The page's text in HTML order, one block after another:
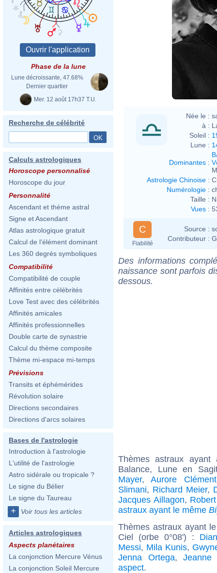
Phase de la lune
Lune décroissante, 47.68%
Dernier quartier
Mer. 12 août 17h37 T.U.
Recherche de célébrité
Calculs astrologiques
Horoscope personnalisé
Horoscope du jour
Personnalité
Ascendant et thème astral
Signe et Ascendant
Atlas astrologique gratuit
Calcul de l'élément dominant
Les 360 degrés symboliques
Compatibilité
Compatibilité de couple
Affinités entre célébrités
Love Test avec des célébrités
Affinités amicales
Affinités professionnelles
Double carte de synastrie
Calcul du thème composite
Thème mi-espace mi-temps
Prévisions
Transits et éphémérides
Révolution solaire
Directions secondaires
Directions d'arcs solaires
Bases de l'astrologie
Introduction à l'astrologie
L'utilité de l'astrologie
Astro sidérale ou tropicale ?
Le signe du Bélier
Le signe du Taureau
+ Voir tous les articles
Articles astrologiques
Aspects planétaires
La conjonction Mercure Vénus
La conjonction Soleil Mercure
Née le :
à :
Soleil :
Lune :
Dominantes :
Astrologie Chinoise :
Numérologie :
Taille :
Vues :
C
Fiabilité
Source :
Contributeur :
Des informations
naissance sont parfois
dessous.
Thèmes astraux
Balance, Lune en
Mayer,Aurore Clément
Slimani, Richard Meier,
Jacques Aillagon,
astraux ayant le même
Thèmes astraux ayant
Ciel (orbe 0°08') :
Messi, Mila Kunis,
Jenna Ortega, Jeanne
aspect.